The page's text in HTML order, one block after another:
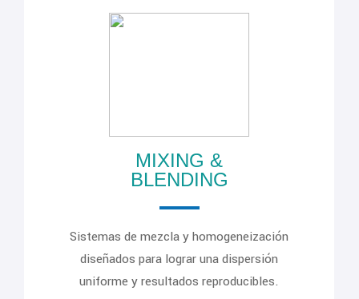
MIXING &
BLENDING
Sistemas de mezcla y homogeneización
diseñados para lograr una dispersión
uniforme y resultados reproducibles.